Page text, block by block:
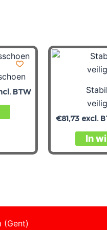
BTW
€81,73 excl.
In
(Gent)